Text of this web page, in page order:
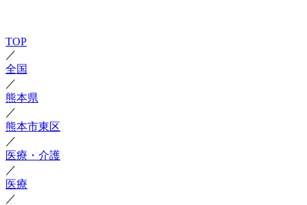
TOP
／
全国
／
熊本県
／
熊本市東区
／
医療・介護
／
医療
／